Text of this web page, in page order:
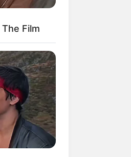
Film